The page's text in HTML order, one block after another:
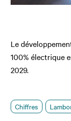
Le
100% électrique
2029.
Chiffres